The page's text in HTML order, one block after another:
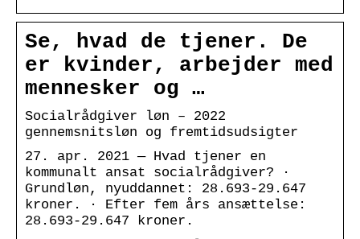
Se, hvad de tjener. De
er kvinder, arbejder med
mennesker og …
Socialrådgiver løn – 2022
gennemsnitsløn og fremtidsudsigter
27. apr. 2021 — Hvad tjener en
kommunalt ansat socialrådgiver? ·
Grundløn, nyuddannet: 28.693-29.647
kroner. · Efter fem års ansættelse:
28.693-29.647 kroner.